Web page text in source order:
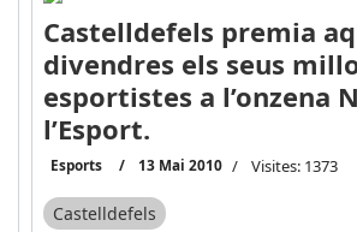
Castelldefels premia
divendres els seus
esportistes a l’onzena
l’Esport.
Esports 13 Mai 2010 Visites: 1373
Castelldefels